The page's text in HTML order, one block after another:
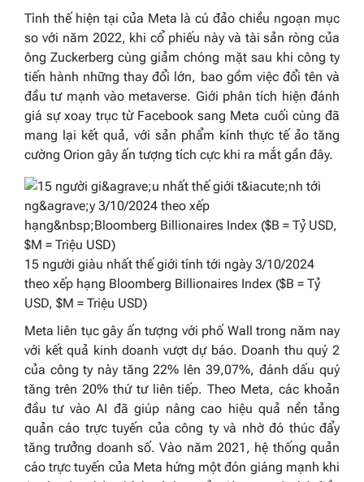
Tình thế hiện tại của Meta là cú đảo chiều ngoạn mục
so với năm 2022, khi cổ phiếu này và tài sản ròng của
ông Zuckerberg cùng giảm chóng mặt sau khi công ty
tiến hành những thay đổi lớn, bao gồm việc đổi tên và
đầu tư mạnh vào metaverse. Giới phân tích hiện đánh
giá sự xoay trục từ Facebook sang Meta cuối cùng đã
mang lại kết quả, với sản phẩm kính thực tế ảo tăng
cường Orion gây ấn tượng tích cực khi ra mắt gần đây.
15 người giàu nhất thế giới tính tới ngày 3/10/2024
theo xếp hạng Bloomberg Billionaires Index ($B = Tỷ
USD, $M = Triệu USD)
Meta liên tục gây ấn tượng với phố Wall trong năm nay
với kết quả kinh doanh vượt dự báo. Doanh thu quý 2
của công ty này tăng 22% lên 39,07%, đánh dấu quý
tăng trên 20% thứ tư liên tiếp. Theo Meta, các khoản
đầu tư vào AI đã giúp nâng cao hiệu quả nền tảng
quản cáo trực tuyến của công ty và nhờ đó thúc đẩy
tăng trưởng doanh số. Vào năm 2021, hệ thống quản
cáo trực tuyến của Meta hứng một đón giáng mạnh khi